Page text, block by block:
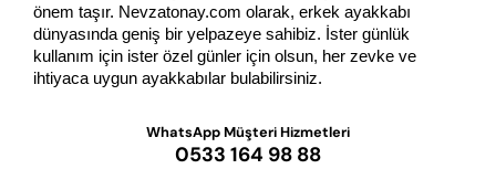
önem taşır. Nevzatonay.com olarak, erkek ayakkabı
dünyasında geniş bir yelpazeye sahibiz. İster günlük
kullanım için ister özel günler için olsun, her zevke ve
ihtiyaca uygun ayakkabılar bulabilirsiniz.
WhatsApp Müşteri Hizmetleri
0533 164 98 88